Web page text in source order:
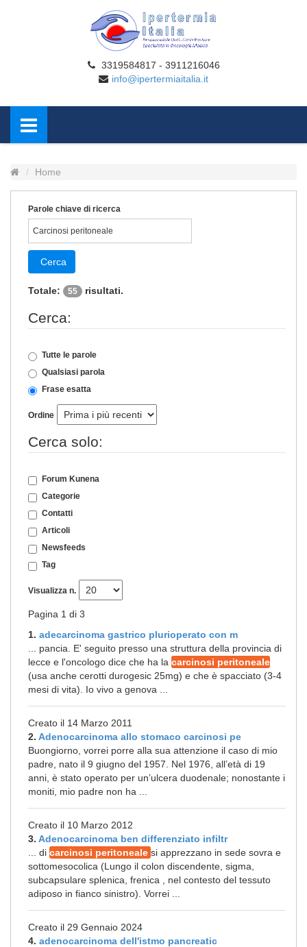
3319584817 - 3911216046
info@ipertermiaitalia.it
Home
Parole chiave di ricerca
Cerca
Totale: 55 risultati.
Cerca:
Tutte le parole
Qualsiasi parola
Frase esatta
Ordine
Cerca solo:
Forum Kunena
Categorie
Contatti
Articoli
Newsfeeds
Tag
Visualizza n.
Pagina 1 di 3
1. adecarcinoma gastrico plurioperato con m
... pancia. E' seguito presso una struttura della provincia di
lecce e l'oncologo dice che ha la carcinosi peritoneale
(usa anche cerotti durogesic 25mg) e che è spacciato (3-4
mesi di vita). Io vivo a genova ...
Creato il 14 Marzo 2011
2. Adenocarcinoma allo stomaco carcinosi pe
Buongiorno, vorrei porre alla sua attenzione il caso di mio
padre, nato il 9 giugno del 1957. Nel 1976, all’età di 19
anni, è stato operato per un’ulcera duodenale; nonostante i
moniti, mio padre non ha ...
Creato il 10 Marzo 2012
3. Adenocarcinoma ben differenziato infiltr
... di carcinosi peritoneale si apprezzano in sede sovra e
sottomesocolica (Lungo il colon discendente, sigma,
subcapsulare splenica, frenica , nel contesto del tessuto
adiposo in fianco sinistro). Vorrei ...
Creato il 29 Gennaio 2024
4. adenocarcinoma dell'istmo pancreatic